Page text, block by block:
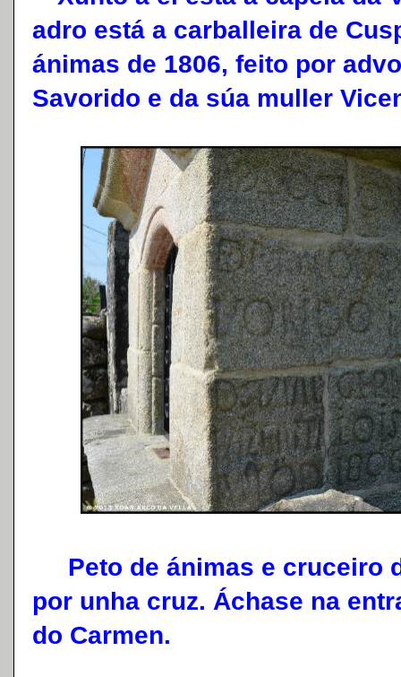
adro está a carballeira de
ánimas de 1806, feito por
Savorido e da súa muller
Peto de ánimas e cruceiro
por unha cruz. Áchase na
do Carmen.